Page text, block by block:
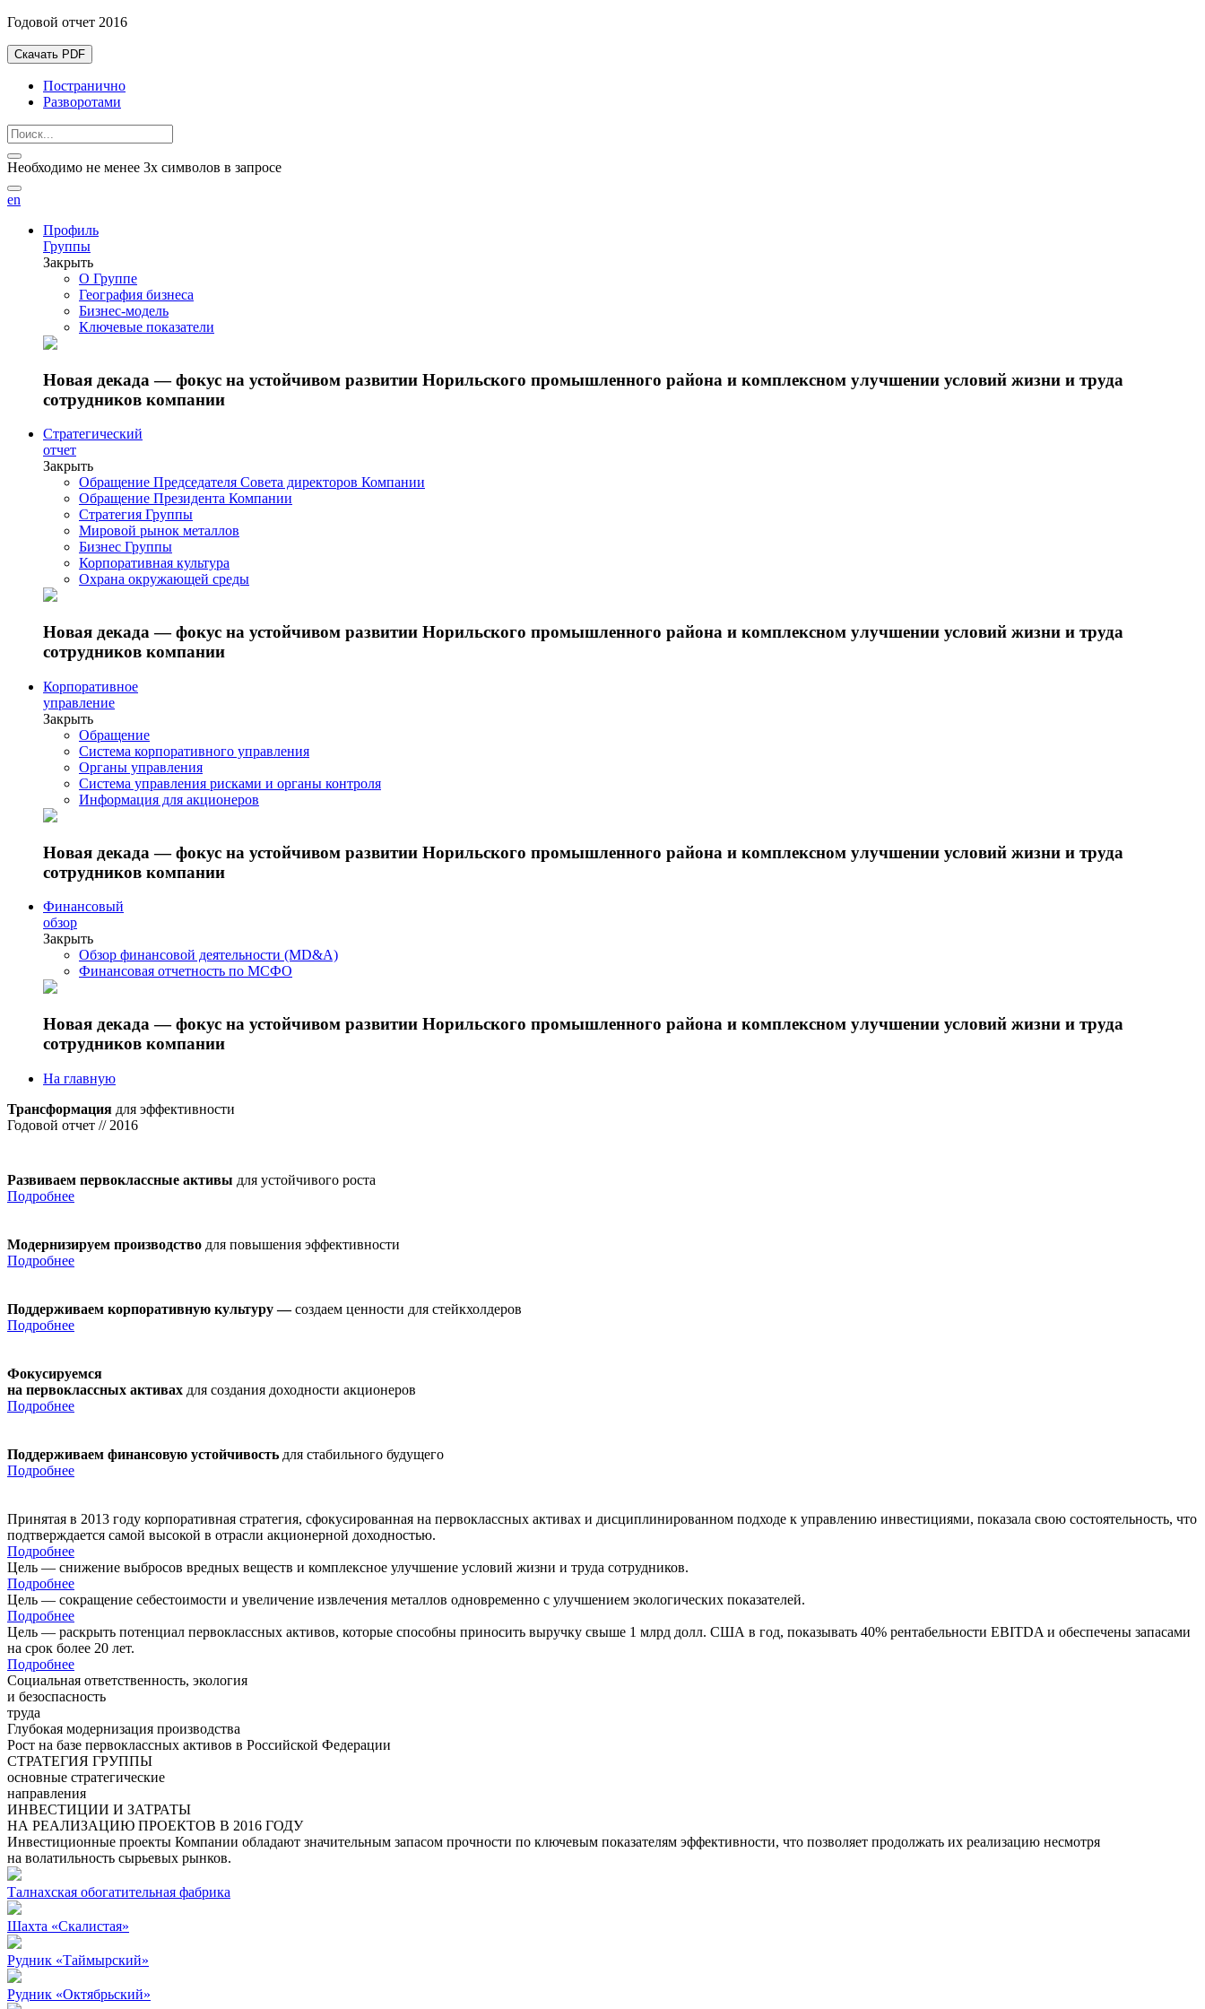
Годовой отчет 2016
Скачать PDF
Постранично
Разворотами
Необходимо не менее 3х символов в запросе
en
Профиль
Группы
Закрыть
О Группе
География бизнеса
Бизнес-модель
Ключевые показатели
Новая декада — фокус на устойчивом развитии Норильского промышленного района и комплексном улучшении условий жизни и труда
сотрудников компании
Стратегический
отчет
Закрыть
Обращение Председателя Совета директоров Компании
Обращение Президента Компании
Стратегия Группы
Мировой рынок металлов
Бизнес Группы
Корпоративная культура
Охрана окружающей среды
Новая декада — фокус на устойчивом развитии Норильского промышленного района и комплексном улучшении условий жизни и труда
сотрудников компании
Корпоративное
управление
Закрыть
Обращение
Система корпоративного управления
Органы управления
Система управления рисками и органы контроля
Информация для акционеров
Новая декада — фокус на устойчивом развитии Норильского промышленного района и комплексном улучшении условий жизни и труда
сотрудников компании
Финансовый
обзор
Закрыть
Обзор финансовой деятельности (MD&A)
Финансовая отчетность по МСФО
Новая декада — фокус на устойчивом развитии Норильского промышленного района и комплексном улучшении условий жизни и труда
сотрудников компании
На главную
Трансформация для эффективности
Годовой отчет // 2016
Развиваем первоклассные активы для устойчивого роста
Подробнее
Модернизируем производство для повышения эффективности
Подробнее
Поддерживаем корпоративную культуру —создаем ценности для стейкхолдеров
Подробнее
Фокусируемся
на первоклассных активах для создания доходности акционеров
Подробнее
Поддерживаем финансовую устойчивость для стабильного будущего
Подробнее
Принятая в 2013 году корпоративная стратегия, сфокусированная на первоклассных активах и дисциплинированном подходе к управлению инвестициями, показала свою состоятельность, что
подтверждается самой высокой в отрасли акционерной доходностью.
Подробнее
Цель — снижение выбросов вредных веществ и комплексное улучшение условий жизни и труда сотрудников.
Подробнее
Цель — сокращение себестоимости и увеличение извлечения металлов одновременно с улучшением экологических показателей.
Подробнее
Цель — раскрыть потенциал первоклассных активов, которые способны приносить выручку свыше 1 млрд долл. США в год, показывать 40% рентабельности EBITDA и обеспечены запасами
на срок более 20 лет.
Подробнее
Социальная ответственность, экология
и безоспасность
труда
Глубокая модернизация производства
Рост на базе первоклассных активов в Российской Федерации
СТРАТЕГИЯ ГРУППЫ
основные стратегические
направления
ИНВЕСТИЦИИ И ЗАТРАТЫ
НА РЕАЛИЗАЦИЮ ПРОЕКТОВ В 2016 ГОДУ
Инвестиционные проекты Компании обладают значительным запасом прочности по ключевым показателям эффективности, что позволяет продолжать их реализацию несмотря
на волатильность сырьевых рынков.
Талнахская обогатительная фабрика
Шахта «Скалистая»
Рудник «Таймырский»
Рудник «Октябрьский»